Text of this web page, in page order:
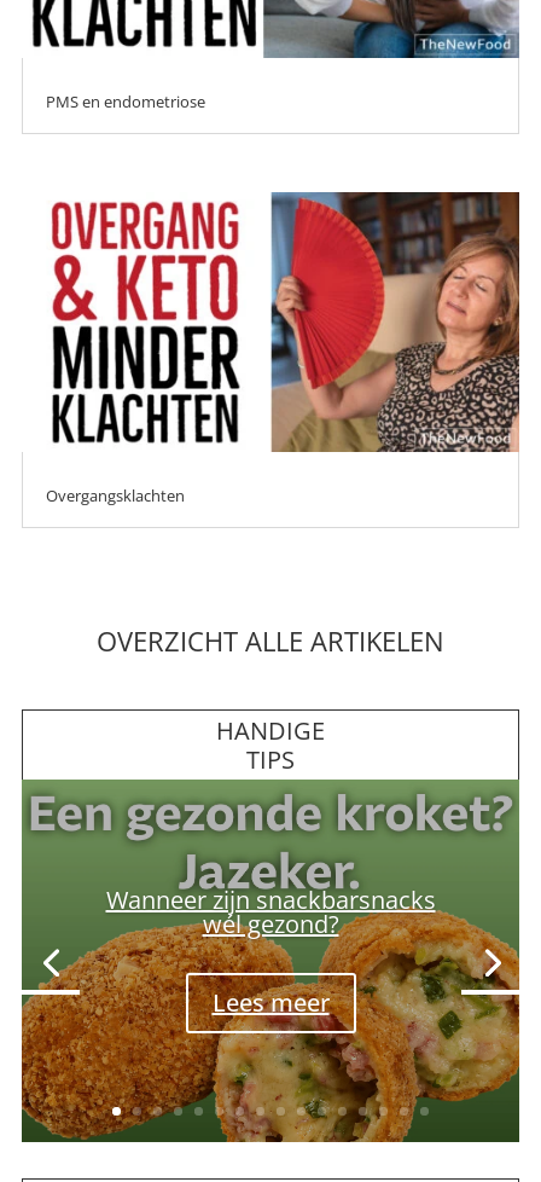
PMS en endometriose
Overgangsklachten
OVERZICHT ALLE ARTIKELEN
HANDIGE
TIPS
Waarom cheaten met keto
tegenvalt
Lees meer